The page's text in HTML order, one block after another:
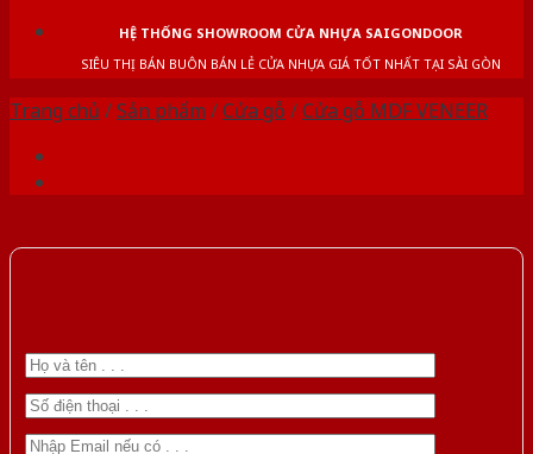
HỆ THỐNG SHOWROOM CỬA NHỰA SAIGONDOOR
SIÊU THỊ BÁN BUÔN BÁN LẺ CỬA NHỰA GIÁ TỐT NHẤT TẠI SÀI GÒN
Trang chủ /Sản phẩm /Cửa gỗ /Cửa gỗ MDF VENEER